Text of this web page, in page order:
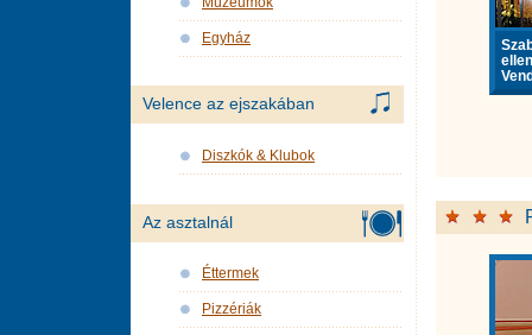
Egyház
Velence az ejszakában
Diszkók & Klubok
Az asztalnál
Éttermek
Pizzériák